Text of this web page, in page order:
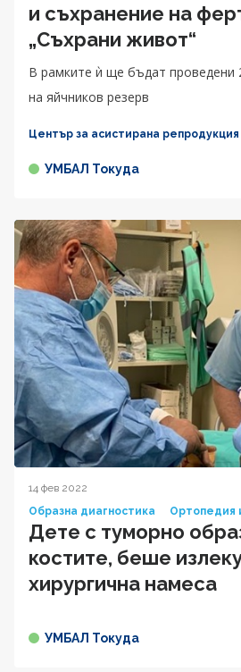
и съхранение на
„Съхрани живот“
В рамките ѝ ще бъдат проведени
на яйчников резерв
Център за асистирана репродукция
УМБАЛ Токуда
14 фев 2022
Образна диагностика
Ортопедия
Дете с туморно
костите, беше
хирургична намеса
УМБАЛ Токуда